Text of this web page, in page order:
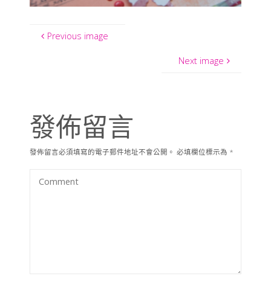
Previous image
Next image
發佈留言
發佈留言必須填寫的電子郵件地址不會公開。 必填欄位標示為 *